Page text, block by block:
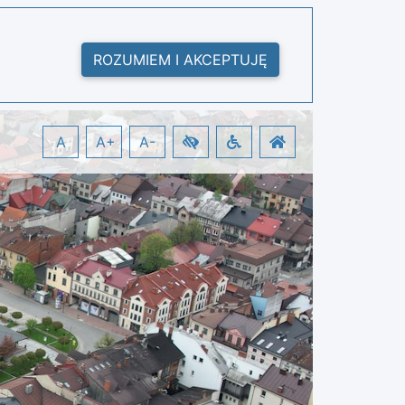
ROZUMIEM I AKCEPTUJĘ
A A+ A-